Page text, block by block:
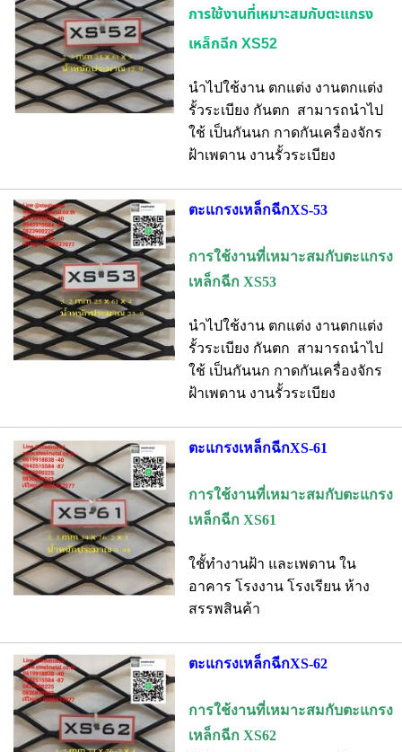
การใช้งานที่เหมาะสมกับตะแกรง
เหล็กฉีก XS52
นำไปใช้งาน ตกแต่ง งานตกแต่ง
รั้วระเบียง กันตก สามารถนำไป
ใช้ เป็นกันนก กาดกันเครื่องจักร
ฝ้าเพดาน งานรั้วระเบียง
ตะแกรงเหล็กฉีกXS-53
การใช้งานที่เหมาะสมกับตะแกรง
เหล็กฉีก XS53
นำไปใช้งาน ตกแต่ง งานตกแต่ง
รั้วระเบียง กันตก สามารถนำไป
ใช้ เป็นกันนก กาดกันเครื่องจักร
ฝ้าเพดาน งานรั้วระเบียง
ตะแกรงเหล็กฉีกXS-61
การใช้งานที่เหมาะสมกับตะแกรง
เหล็กฉีก XS61
ใชั้ทำงานฝ้า และเพดาน ใน
อาคาร โรงงาน โรงเรียน ห้าง
สรรพสินค้า
ตะแกรงเหล็กฉีกXS-62
การใช้งานที่เหมาะสมกับตะแกรง
เหล็กฉีก XS62